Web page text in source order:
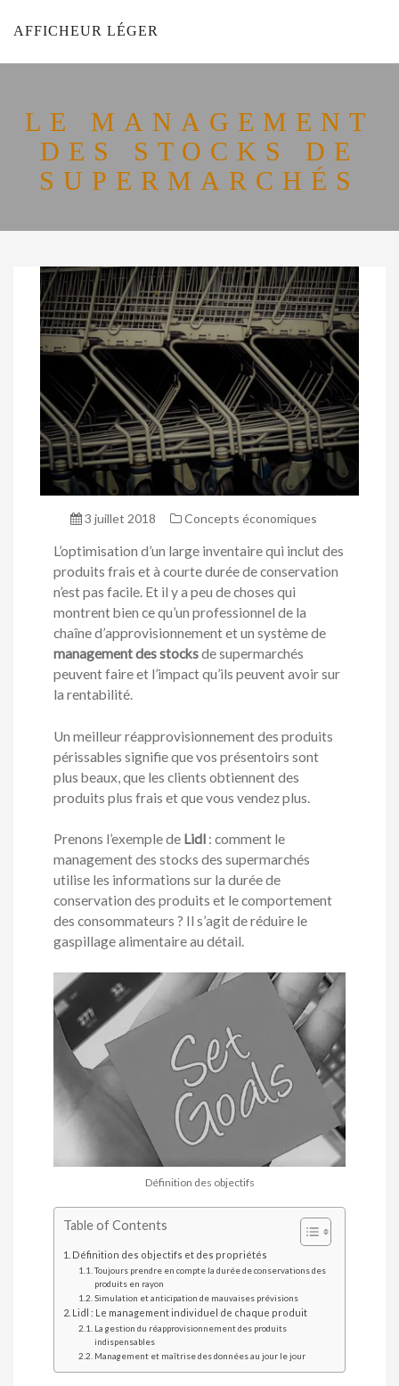
AFFICHEUR LÉGER
LE MANAGEMENT
DES STOCKS DE
SUPERMARCHÉS
3 juillet 2018 Concepts économiques
L’optimisation d’un large inventaire qui inclut des
produits frais et à courte durée de conservation
n’est pas facile. Et il y a peu de choses qui
montrent bien ce qu’un professionnel de la
chaîne d’approvisionnement et un système de
management des stocksde supermarchés
peuvent faire et l’impact qu’ils peuvent avoir sur
la rentabilité.
Un meilleur réapprovisionnement des produits
périssables signifie que vos présentoirs sont
plus beaux, que les clients obtiennent des
produits plus frais et que vous vendez plus.
Prenons l’exemple de Lidl : comment le
management des stocks des supermarchés
utilise les informations sur la durée de
conservation des produits et le comportement
des consommateurs ? Il s’agit de réduire le
gaspillage alimentaire au détail.
Définition des objectifs
Table of Contents
Définition des objectifs et des propriétés
Toujours prendre en compte la durée de conservations des
produits en rayon
Simulation et anticipation de mauvaises prévisions
Lidl : Le management individuel de chaque produit
La gestion du réapprovisionnement des produits
indispensables
Management et maîtrise des données au jour le jour